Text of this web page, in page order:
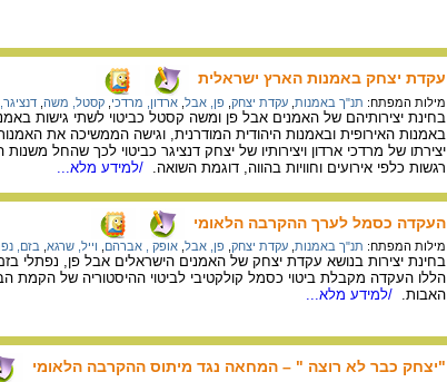
עקדת יצחק באמנות הארץ ישראלית
מילות המפתח: תנ"ך באמנות עקדת יצחק פן, אבל ארדון, מרדכי קסטל, משה
באמנות האירופית ובאמנות היהודית המודרנית, וגישה הממשיכה את
יצירתו של מרדכי ארדון ויצירותיו של יצחק דנציגר כביטוי לכך שהחל
רגשות כלפי אירועים וחוויות בהווה, דוגמת השואה.
/למידע מלא...
העקדה כסמל לערך ההקרבה הלאומי
מילות המפתח: תנ"ך באמנות עקדת יצחק פן, אבל אופק , אברהם וייל, שרגא בזם,
בחינת יצירות בנושא עקדת יצחק של האמנים הישראלים אבל פן, נפתלי
הללו העקדה מקבלת ביטוי כסמל קולקטיבי לביטוי ההיסטוריה של הקמת
האבות. /למידע מלא...
"יצחק כבר לא רוצה " – המחאה נגד מיתוס ההקרבה הלאומי